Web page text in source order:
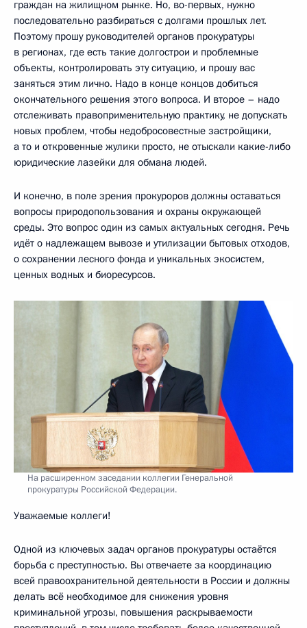
граждан на жилищном рынке. Но, во-первых, нужно
последовательно разбираться с долгами прошлых лет.
Поэтому прошу руководителей органов прокуратуры
в регионах, где есть такие долгострои и проблемные
объекты, контролировать эту ситуацию, и прошу вас
заняться этим лично. Надо в конце концов добиться
окончательного решения этого вопроса. И второе – надо
отслеживать правоприменительную практику, не допускать
новых проблем, чтобы недобросовестные застройщики,
а то и откровенные жулики просто, не отыскали какие-либо
юридические лазейки для обмана людей.
И конечно, в поле зрения прокуроров должны оставаться
вопросы природопользования и охраны окружающей
среды. Это вопрос один из самых актуальных сегодня. Речь
идёт о надлежащем вывозе и утилизации бытовых отходов,
о сохранении лесного фонда и уникальных экосистем,
ценных водных и биоресурсов.
На расширенном заседании коллегии Генеральной
прокуратуры Российской Федерации.
Уважаемые коллеги!
Одной из ключевых задач органов прокуратуры остаётся
борьба с преступностью. Вы отвечаете за координацию
всей правоохранительной деятельности в России и должны
делать всё необходимое для снижения уровня
криминальной угрозы, повышения раскрываемости